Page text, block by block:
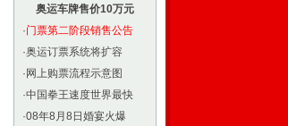
奥运车牌售价10万元
·门票第二阶段销售公告
·奥运订票系统将扩容
· 网上购票流程示意图
·中国拳王速度世界最快
·08年8月8日婚宴火爆